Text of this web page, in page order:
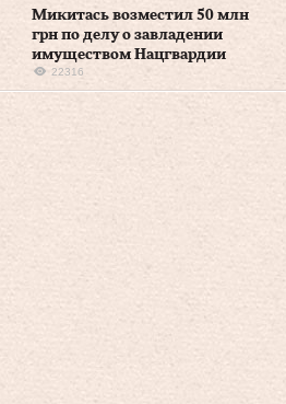
Микитась возместил 50 млн
грн по делу о завладении
имуществом Нацгвардии
22316